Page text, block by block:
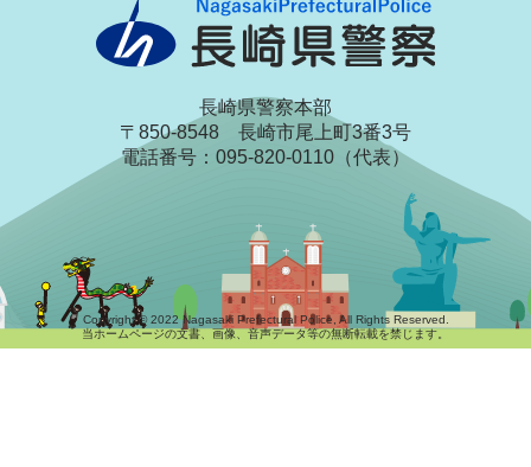
長崎県警察本部
〒850-8548 長崎市尾上町3番3号
電話番号：095-820-0110（代表）
Copyright © 2022 Nagasaki Prefectural Police, All Rights Reserved.
当ホームページの文書、画像、音声データ等の無断転載を禁じます。